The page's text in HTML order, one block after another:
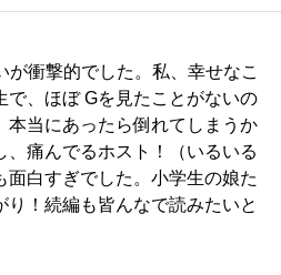
が衝撃的でした。私、幸せなこ
で、ほぼ Gを見たことがないの
当にあったら倒れてしまうか
、痛んでるホスト！（いるいる
面白すぎでした。小学生の娘た
り！続編も皆んなで読みたいと